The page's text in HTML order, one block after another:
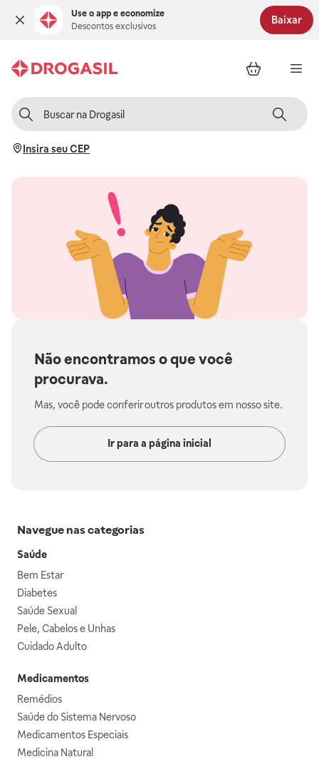
Use o app e economize
Descontos exclusivos
Baixar
Insira seu CEP
Não encontramos o que você
procurava.
Mas, você pode conferir outros produtos em nosso site.
Ir para a página inicial
Navegue nas categorias
Saúde
Bem Estar
Diabetes
Saúde Sexual
Pele, Cabelos e Unhas
Cuidado Adulto
Medicamentos
Remédios
Saúde do Sistema Nervoso
Medicamentos Especiais
Medicina Natural